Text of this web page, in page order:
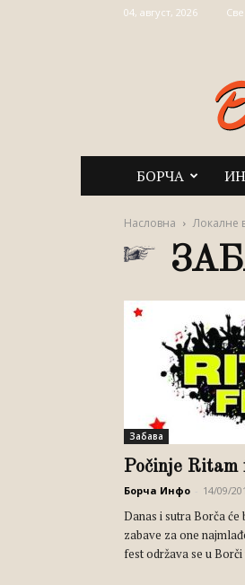
04, август, 2026
БОРЧА
Насловна Локалне
Забава
Počinje Ritam
Борча Инфо 14/09/
Danas i sutra Borča
zabave za one
fest održava se u Borči